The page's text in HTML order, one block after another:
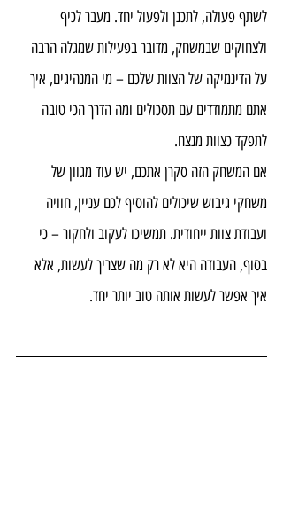
לשתף פעולה, לתכנן ולפעול יחד. מעבר לכיף
ולצחוקים שבמשחק, מדובר בפעילות שמגלה הרבה
על הדינמיקה של הצוות שלכם – מי המנהיגים, איך
אתם מתמודדים עם תסכולים ומה הדרך הכי טובה
לתפקד כצוות מנצח.
אם המשחק הזה סקרן אתכם, יש עוד מגוון של
משחקי גיבוש שיכולים להוסיף לכם עניין, חוויה
ועבודת צוות ייחודית. תמשיכו לעקוב ולחקור – כי
בסוף, העבודה היא לא רק מה שצריך לעשות, אלא
איך אפשר לעשות אותה טוב יותר יחד.